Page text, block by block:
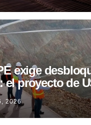
exige
el proyecto de
lleva 15 años
2026